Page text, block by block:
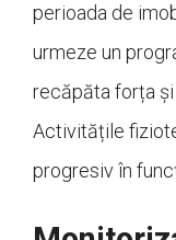
perioada de
urmeze un
recăpăta forța și
Activitățile
progresiv în